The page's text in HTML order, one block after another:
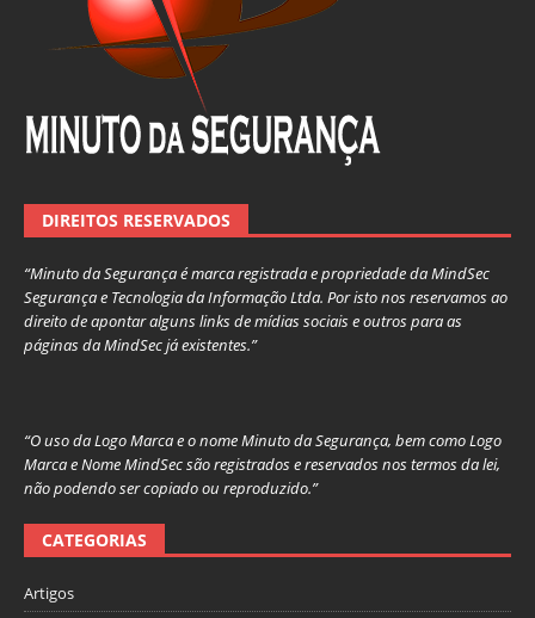
DIREITOS RESERVADOS
“Minuto da Segurança é marca registrada e propriedade da MindSec
Segurança e Tecnologia da Informação Ltda. Por isto nos reservamos ao
direito de apontar alguns links de mídias sociais e outros para as
páginas da MindSec já existentes.”
“O uso da Logo Marca e o nome Minuto da Segurança, bem como Logo
Marca e Nome MindSec são registrados e reservados nos termos da lei,
não podendo ser copiado ou reproduzido.”
CATEGORIAS
Artigos